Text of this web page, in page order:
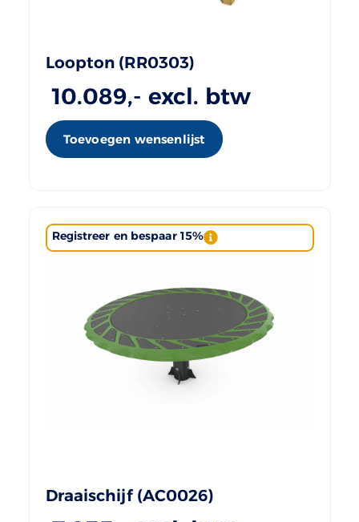
Loopton (RR0303)
10.089,- excl. btw
Toevoegen wensenlijst
Registreer en bespaar 15%
Draaischijf (AC0026)